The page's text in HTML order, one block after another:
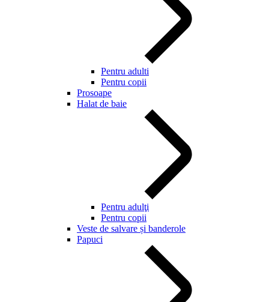
Pentru adulti
Pentru copii
Prosoape
Halat de baie
Pentru adulţi
Pentru copii
Veste de salvare și banderole
Papuci